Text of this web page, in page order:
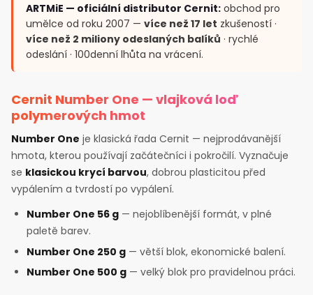
ARTMiE — oficiální distributor Cernit: obchod pro
umělce od roku 2007 — více než 17 let zkušeností ·
více než 2 miliony odeslaných balíků · rychlé
odeslání · 100denní lhůta na vrácení.
Cernit Number One — vlajková loď
polymerových hmot
Number One je klasická řada Cernit — nejprodávanější
hmota, kterou používají začátečníci i pokročilí. Vyznačuje
se klasickou krycí barvou, dobrou plasticitou před
vypálením a tvrdostí po vypálení.
Number One 56 g — nejoblíbenější formát, v plné
paletě barev.
Number One 250 g — větší blok, ekonomické balení.
Number One 500 g — velký blok pro pravidelnou práci.